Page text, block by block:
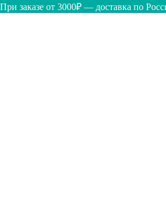
При заказе от 3000₽ — доставка по